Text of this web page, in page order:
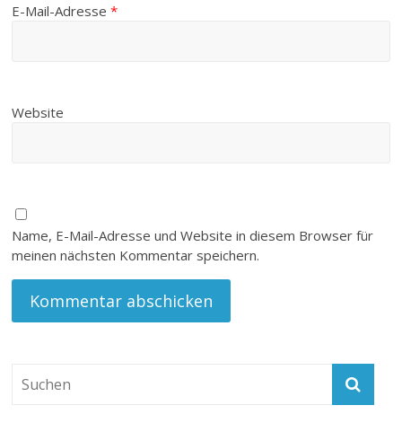
E-Mail-Adresse*
Website
Name, E-Mail-Adresse und Website in diesem Browser für
meinen nächsten Kommentar speichern.